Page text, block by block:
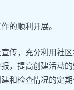
的顺利开展。
传，充分利用社
，提高创建活动的
和检查情况的定